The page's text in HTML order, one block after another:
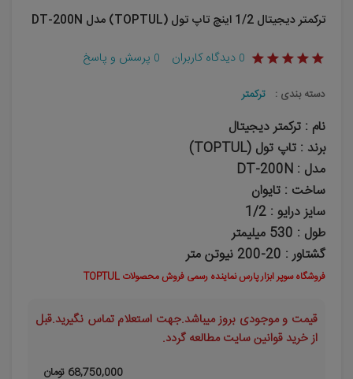
ترکمتر دیجیتال 1/2 اینچ تاپ تول (TOPTUL) مدل DT-200N
0 دیدگاه کاربران 0 پرسش و پاسخ
دسته بندی : ترکمتر
نام : ترکمتر دیجیتال
برند : تاپ تول (TOPTUL)
مدل : DT-200N
ساخت : تایوان
سایز درایو : 1/2
طول : 530 میلیمتر
گشتاور : 20-200 نیوتن متر
فروشگاه سوپر ابزار پارس نماینده رسمی فروش محصولات TOPTUL
68,750,000 تومان
قیمت و موجودی بروز میباشد.جهت استعلام تماس نگیرید.قبل
از خرید قوانین سایت مطالعه گردد.